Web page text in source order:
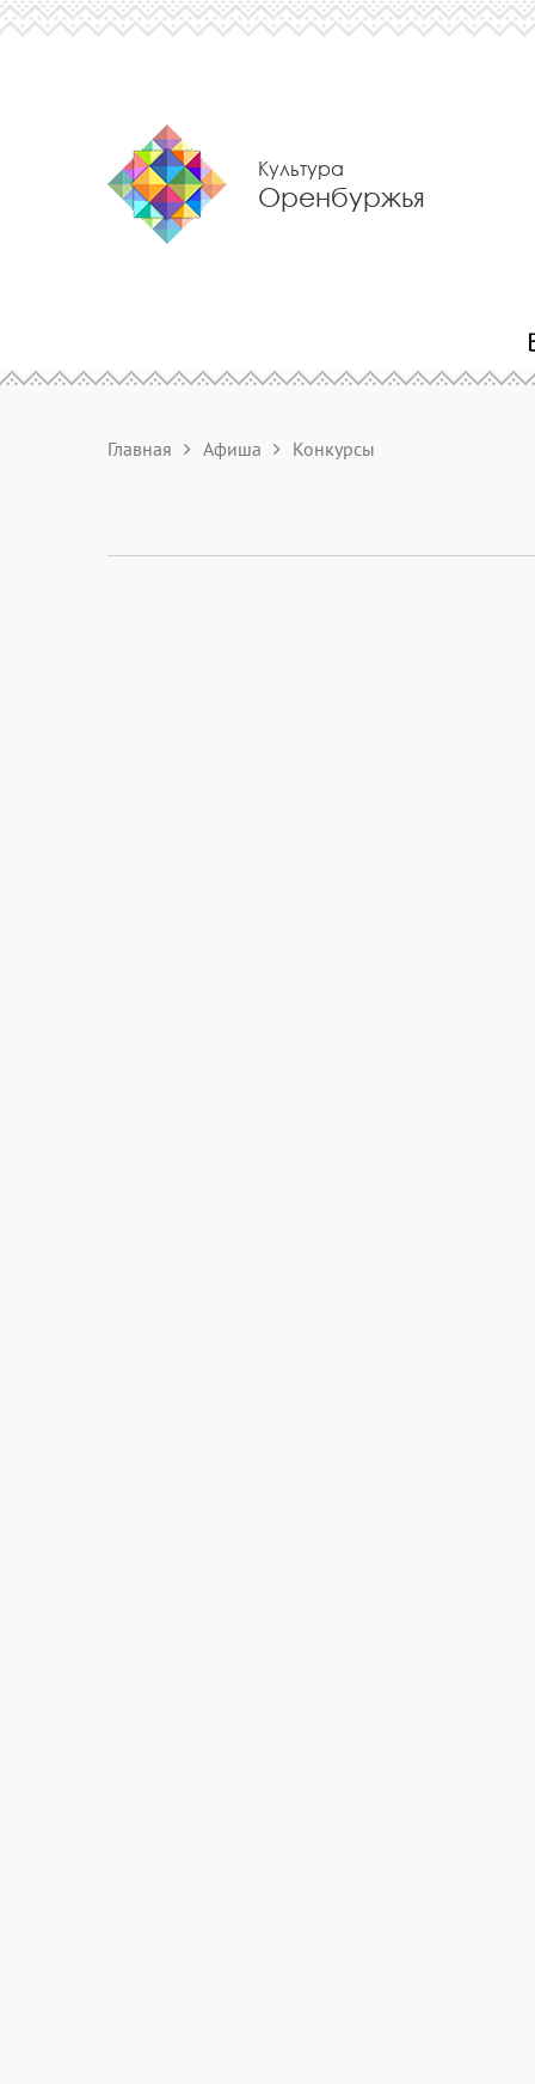
Культура
Оренбуржья
Главная Афиша Конкурсы